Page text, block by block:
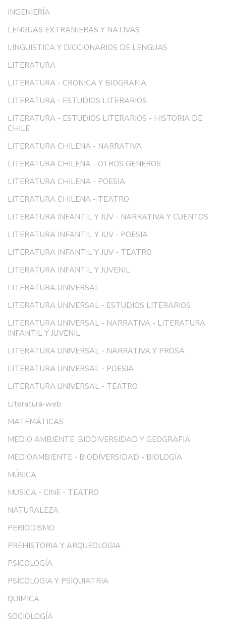
INGENIERÍA
LENGUAS EXTRANJERAS Y NATIVAS
LINGUISTICA Y DICCIONARIOS DE LENGUAS
LITERATURA
LITERATURA - CRONICA Y BIOGRAFIA
LITERATURA - ESTUDIOS LITERARIOS
LITERATURA - ESTUDIOS LITERARIOS - HISTORIA DE
CHILE
LITERATURA CHILENA - NARRATIVA
LITERATURA CHILENA - OTROS GENEROS
LITERATURA CHILENA - POESIA
LITERATURA CHILENA - TEATRO
LITERATURA INFANTIL Y JUV - NARRATIVA Y CUENTOS
LITERATURA INFANTIL Y JUV - POESIA
LITERATURA INFANTIL Y JUV - TEATRO
LITERATURA INFANTIL Y JUVENIL
LITERATURA UNIVERSAL
LITERATURA UNIVERSAL - ESTUDIOS LITERARIOS
LITERATURA UNIVERSAL - NARRATIVA - LITERATURA
INFANTIL Y JUVENIL
LITERATURA UNIVERSAL - NARRATIVA Y PROSA
LITERATURA UNIVERSAL - POESIA
LITERATURA UNIVERSAL - TEATRO
Literatura-web
MATEMÁTICAS
MEDIO AMBIENTE, BIODIVERSIDAD Y GEOGRAFIA
MEDIOAMBIENTE - BIODIVERSIDAD - BIOLOGÍA
MÚSICA
MUSICA - CINE - TEATRO
NATURALEZA
PERIODISMO
PREHISTORIA Y ARQUEOLOGIA
PSICOLOGÍA
PSICOLOGIA Y PSIQUIATRIA
QUIMICA
SOCIOLOGÍA